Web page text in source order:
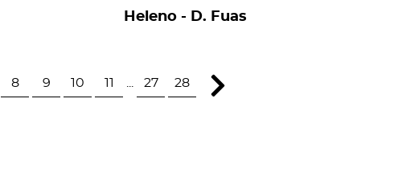
Heleno - D. Fuas
8 9 10 11 27 28